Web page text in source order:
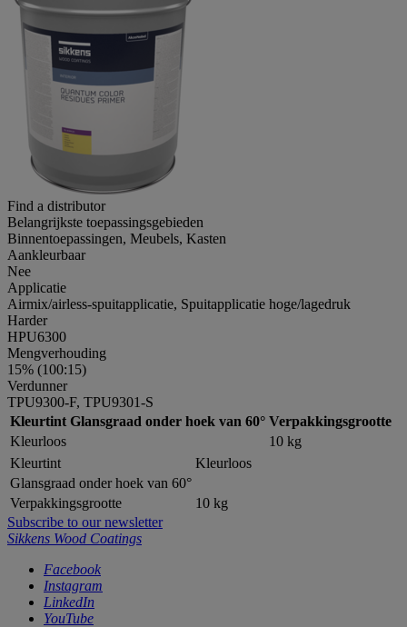
Find a distributor
Belangrijkste toepassingsgebieden
Binnentoepassingen, Meubels, Kasten
Aankleurbaar
Nee
Applicatie
Airmix/airless-spuitapplicatie, Spuitapplicatie hoge/lagedruk
Harder
HPU6300
Mengverhouding
15% (100:15)
Verdunner
TPU9300-F, TPU9301-S
Kleurtint Glansgraad onder hoek van 60° Verpakkingsgrootte
Kleurloos
10 kg
Kleurtint
Kleurloos
Glansgraad onder hoek van 60°
Verpakkingsgrootte
10 kg
Subscribe to our newsletter
Sikkens Wood Coatings
Facebook
Instagram
LinkedIn
YouTube